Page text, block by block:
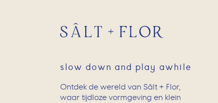
slow down and play awhile
Ontdek de wereld van Sâlt + Flor,
waar tijdloze vormgeving en klein